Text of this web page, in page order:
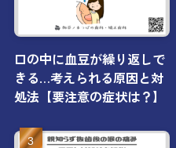
口の中に血豆が繰り返しで
きる…考えられる原因と対
処法【要注意の症状は？】